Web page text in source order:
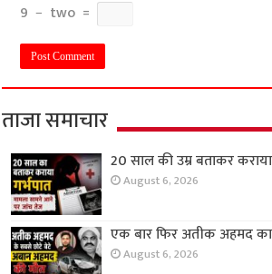
9 − two =
ताजा समाचार
20 साल की उम्र बताकर
August 6, 2026
एक बार फिर अतीक अहमद का
August 6, 2026